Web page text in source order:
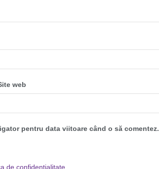
web
pentru data viitoare când o să comentez.
de confidențialitate